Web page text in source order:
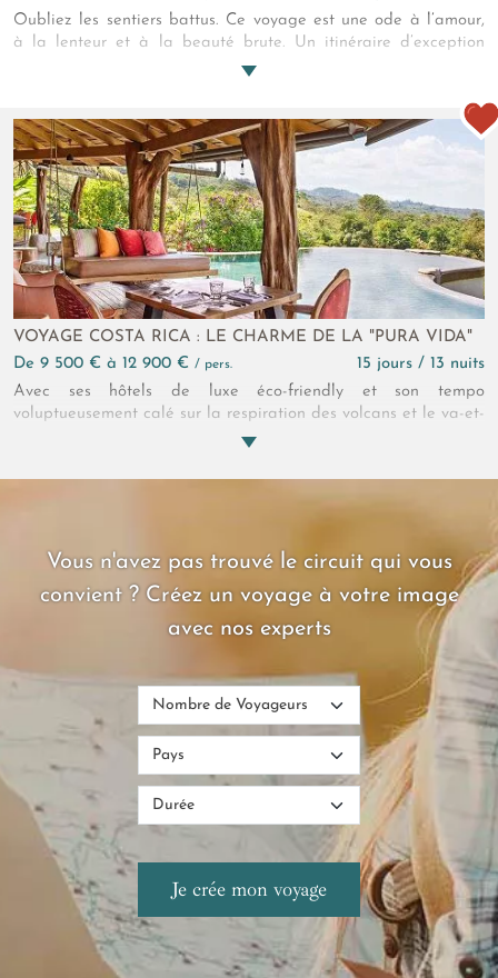
Oubliez les sentiers battus. Ce voyage est une ode à l’amour,
à la lenteur et à la beauté brute. Un itinéraire d’exception
entre jungle enivrante, refuges secrets et panoramas infinis. Un
VOYAGE COSTA RICA : LE CHARME DE LA "PURA VIDA"
de 9 500 € à 12 900 € / pers.
15 jours / 13 nuits
Avec ses hôtels de luxe éco-friendly et son tempo
voluptueusement calé sur la respiration des volcans et le va-et-
vient de l’océan, ce circuit nature au Costa Rica est le plus bel
Et son plus grand témoignage ! Yogis, surfeurs et autres
Vous n'avez pas trouvé le circuit qui vous
convient ? Créez un voyage à votre image
avec nos experts